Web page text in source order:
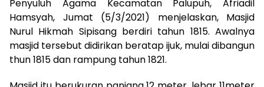
Penyuluh Agama Kecamatan Palupuh, Afriadil
Hamsyah, Jumat (5/3/2021) menjelaskan, Masjid
Nurul Hikmah Sipisang berdiri tahun 1815. Awalnya
masjid tersebut didirikan beratap ijuk, mulai dibangun
thun 1815 dan rampung tahun 1821.